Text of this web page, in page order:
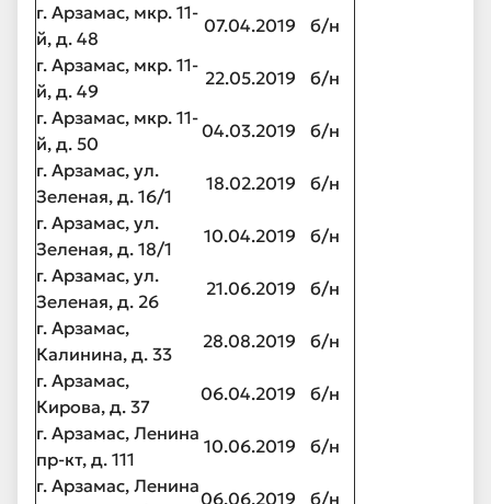
г. Арзамас, мкр. 11-
й, д. 48
07.04.2019
б/н
г. Арзамас, мкр. 11-
й, д. 49
22.05.2019
б/н
г. Арзамас, мкр. 11-
й, д. 50
04.03.2019
б/н
г. Арзамас, ул.
Зеленая, д. 16/1
18.02.2019
б/н
г. Арзамас, ул.
Зеленая, д. 18/1
10.04.2019
б/н
г. Арзамас, ул.
Зеленая, д. 26
21.06.2019
б/н
г. Арзамас,
Калинина, д. 33
28.08.2019
б/н
г. Арзамас,
Кирова, д. 37
06.04.2019
б/н
г. Арзамас, Ленина
пр-кт, д. 111
10.06.2019
б/н
г. Арзамас, Ленина
06.06.2019
б/н